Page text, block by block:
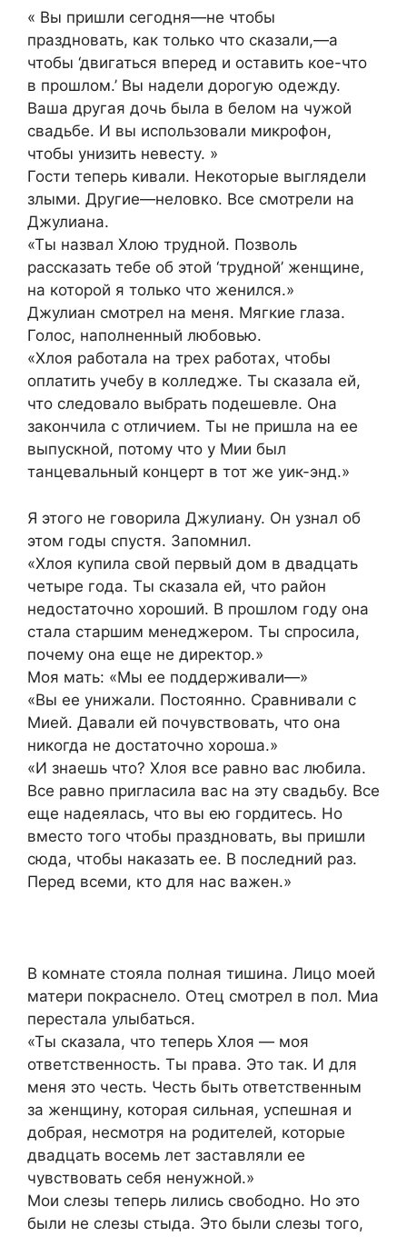
« Вы пришли сегодня—не чтобы
праздновать, как только что сказали,—а
чтобы ‘двигаться вперед и оставить кое-что
в прошлом.’ Вы надели дорогую одежду.
Ваша другая дочь была в белом на чужой
свадьбе. И вы использовали микрофон,
чтобы унизить невесту. »
Гости теперь кивали. Некоторые выглядели
злыми. Другие—неловко. Все смотрели на
Джулиана.
«Ты назвал Хлою трудной. Позволь
рассказать тебе об этой ‘трудной’ женщине,
на которой я только что женился.»
Джулиан смотрел на меня. Мягкие глаза.
Голос, наполненный любовью.
«Хлоя работала на трех работах, чтобы
оплатить учебу в колледже. Ты сказала ей,
что следовало выбрать подешевле. Она
закончила с отличием. Ты не пришла на ее
выпускной, потому что у Мии был
танцевальный концерт в тот же уик-энд.»
Я этого не говорила Джулиану. Он узнал об
этом годы спустя. Запомнил.
«Хлоя купила свой первый дом в двадцать
четыре года. Ты сказала ей, что район
недостаточно хороший. В прошлом году она
стала старшим менеджером. Ты спросила,
почему она еще не директор.»
Моя мать: «Мы ее поддерживали—»
«Вы ее унижали. Постоянно. Сравнивали с
Мией. Давали ей почувствовать, что она
никогда не достаточно хороша.»
«И знаешь что? Хлоя все равно вас любила.
Все равно пригласила вас на эту свадьбу. Все
еще надеялась, что вы ею гордитесь. Но
вместо того чтобы праздновать, вы пришли
сюда, чтобы наказать ее. В последний раз.
Перед всеми, кто для нас важен.»
В комнате стояла полная тишина. Лицо моей
матери покраснело. Отец смотрел в пол. Миа
перестала улыбаться.
«Ты сказала, что теперь Хлоя — моя
ответственность. Ты права. Это так. И для
меня это честь. Честь быть ответственным
за женщину, которая сильная, успешная и
добрая, несмотря на родителей, которые
двадцать восемь лет заставляли ее
чувствовать себя ненужной.»
Мои слезы теперь лились свободно. Но это
были не слезы стыда. Это были слезы того,